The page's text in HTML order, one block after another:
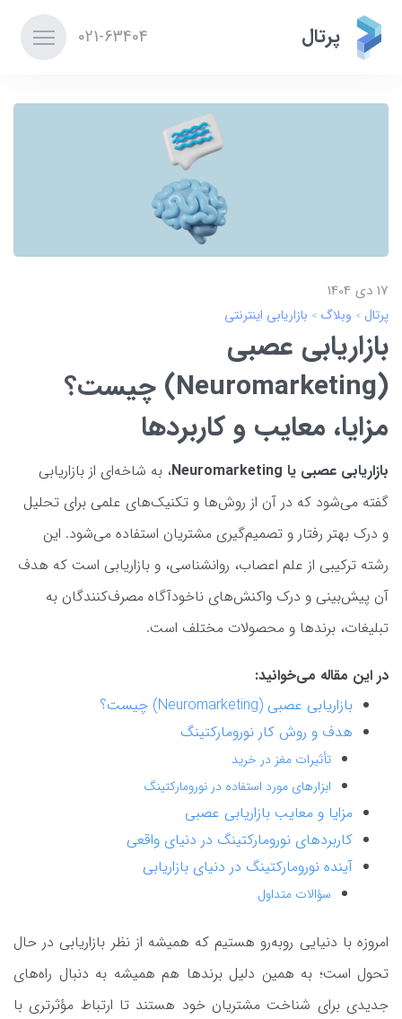
پرتال 021-63404
17 دی 1404
پرتال وبلاگ بازاریابی اینترنتی
بازاریابی عصبی
(Neuromarketing) چیست؟
مزایا، معایب و کاربردها
بازاریابی عصبی یا Neuromarketing
، به شاخه‌ای از بازاریابی
گفته می‌شود که در آن از روش‌ها و تکنیک‌های علمی برای تحلیل
و درک بهتر رفتار و تصمیم‌گیری مشتریان استفاده می‌شود. این
رشته ترکیبی از علم اعصاب، روانشناسی، و بازاریابی است که هدف
آن پیش‌بینی و درک واکنش‌های ناخودآگاه مصرف‌کنندگان به
تبلیغات، برندها و محصولات مختلف است.
در این مقاله می‌خوانید:
بازاریابی عصبی (Neuromarketing) چیست؟
هدف و روش کار نورومارکتینگ
تأثیرات مغز در خرید
ابزارهای مورد استفاده در نورومارکتینگ
مزایا و معایب بازاریابی عصبی
کاربردهای نورومارکتینگ در دنیای واقعی
آینده نورومارکتینگ در دنیای بازاریابی
سؤالات متداول
امروزه با دنیایی روبه‌رو هستیم که همیشه از نظر بازاریابی در حال
تحول است؛ به همین دلیل برندها هم همیشه به دنبال راه‌های
جدیدی برای شناخت مشتریان خود هستند تا ارتباط مؤثرتری با